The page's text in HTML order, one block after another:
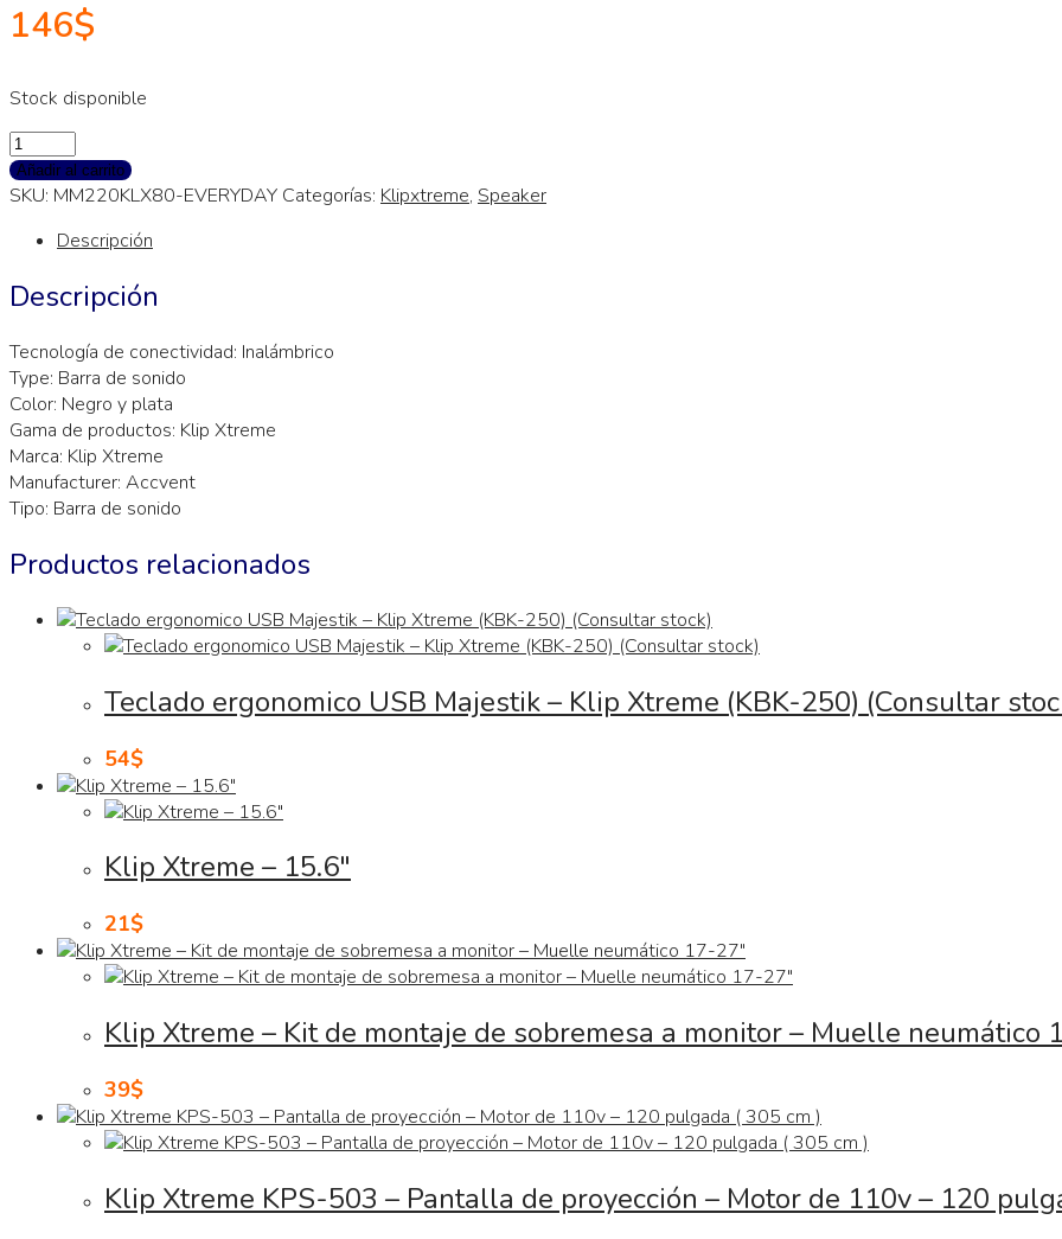
146$
Stock disponible
Añadir al carrito
SKU: MM220KLX80-EVERYDAY Categorías: Klipxtreme, Speaker
Descripción
Descripción
Tecnología de conectividad: Inalámbrico
Type: Barra de sonido
Color: Negro y plata
Gama de productos: Klip Xtreme
Marca: Klip Xtreme
Manufacturer: Accvent
Tipo: Barra de sonido
Productos relacionados
Teclado ergonomico USB Majestik – Klip Xtreme (KBK-250) (Consultar
54$
Klip Xtreme – 15.6″
21$
Klip Xtreme – Kit de montaje de sobremesa a monitor – Muelle neumático
39$
Klip Xtreme KPS-503 – Pantalla de proyección – Motor de 110v – 120